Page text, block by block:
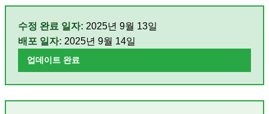
수정 완료 일자: 2025년 9월 13일
배포 일자: 2025년 9월 14일
업데이트 완료